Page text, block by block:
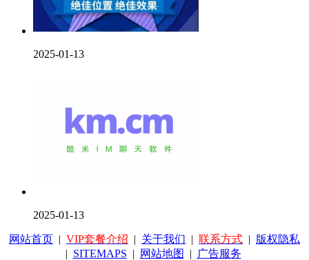
2025-01-13
2025-01-13
网站首页 | VIP套餐介绍 | 关于我们 | 联系方式 | 版权隐私
| SITEMAPS | 网站地图 | 广告服务